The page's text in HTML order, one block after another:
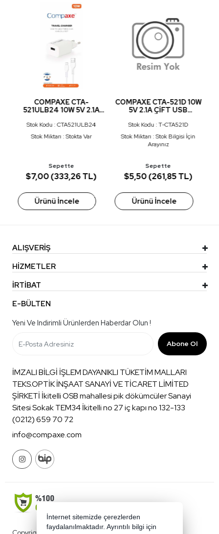
COMPAXE CTA-
521ULB24 10W 5V 2.1A
LIGHTNING 2.4A
KABLOLU SET BEYAZ
Stok Kodu : CTA521ULB24
Stok Miktarı : Stokta Var
Sepette
$7,00 (333,26 TL)
Ürünü İncele
COMPAXE CTA-521D 10W
5V 2.1A ÇİFT USB
Stok Kodu : T-CTA521D
Stok Miktarı : Stok Bilgisi İçin
Arayınız
Sepette
$5,50 (261,85 TL)
Ürünü İncele
ALIŞVERİŞ
HİZMETLER
İRTİBAT
E-BÜLTEN
Yeni Ve Indirimli Ürünlerden Haberdar Olun !
Abone Ol
İMZALI BİLGİ İŞLEM DAYANIKLI TÜKETİM MALLARI
TEKS.OPTİK İNŞAAT SANAYİ VE TİCARET LİMİTED
ŞİRKETİ İkitelli OSB mahallesi pik dökümcüler Sanayi
Sitesi Sokak TEM34 İkitelli no 27 iç kapı no 132-133
(0212) 659 70 72
info@compaxe.com
İnternet sitemizde çerezlerden
faydalanılmaktadır. Ayrıntılı bilgi için